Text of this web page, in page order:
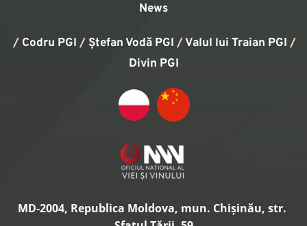
News
/ Codru PGI / Ștefan Vodă PGI /Valul lui Traian PGI
Divin PGI
MD-2004, Republica Moldova, mun. Chișinău, str.